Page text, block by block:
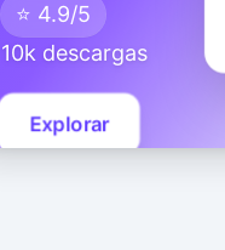
⭐ 4.9/5
10k descargas
Explorar